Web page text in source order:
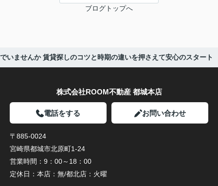
ブログトップへ
いませんか 賃貸探しのコツと時期の違いを押さえて安心のスタート
株式会社ROOM不動産 都城本店
電話をする お問い合わせ
〒885-0024
宮崎県都城市北原町1-24
営業時間： 9：00～18：00
定休日： 本店：無/都北店：火曜